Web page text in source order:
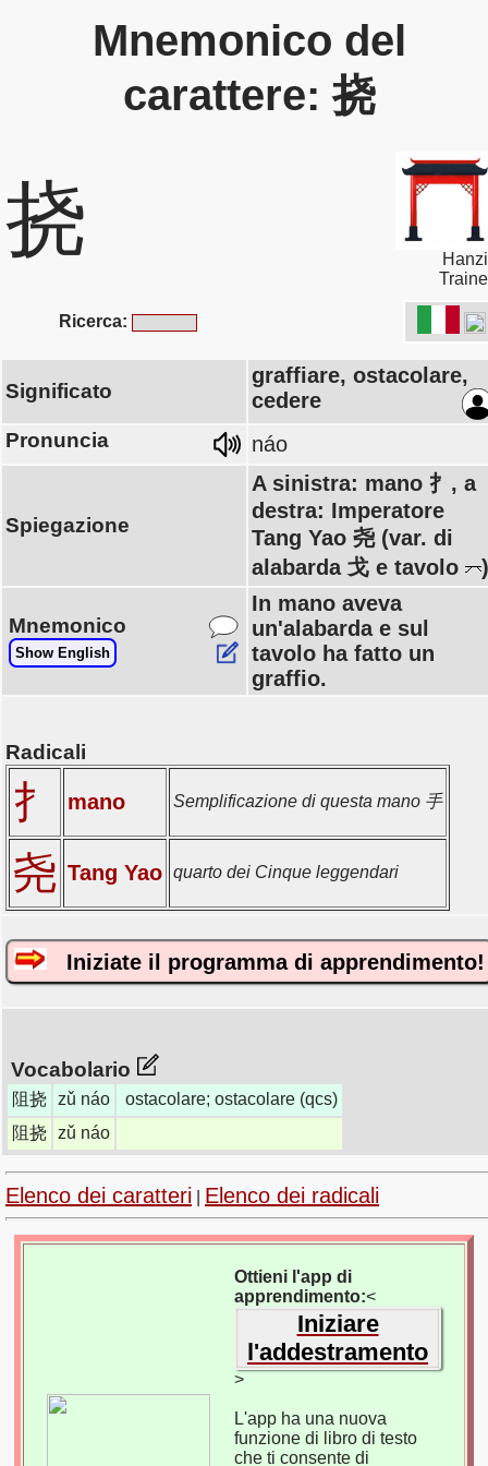
Mnemonico del
carattere: 挠
挠
Ricerca:
Significato
graffiare, ostacolare,
cedere
Pronuncia náo
Spiegazione
A sinistra: mano 扌, a
destra: Imperatore
Tang Yao 尧 (var. di
alabarda 戈 e tavolo
)
Mnemonico
Show English
In mano aveva
un'alabarda e sul
tavolo ha fatto un
graffio.
Radicali
扌 mano Semplificazione di questa mano 手
尧 Tang Yao quarto dei Cinque leggendari
Iniziate il programma di apprendimento!
Vocabolario
阻挠 zǔ náo
ostacolare; ostacolare (qcs)
阻挠 zǔ náo
Elenco dei caratteri Elenco dei radicali
Ottieni l'app di
apprendimento:<
Iniziare
l'addestramento
>
L'app ha una nuova
funzione di libro di testo
che ti consente di